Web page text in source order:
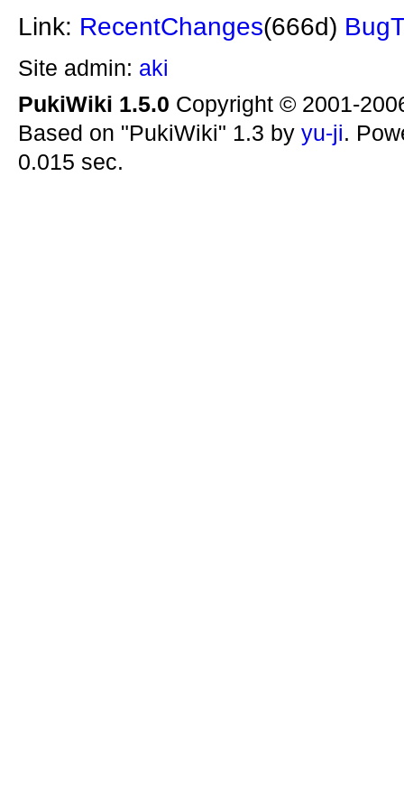
Link: RecentChanges(666d)
Site admin: aki
PukiWiki 1.5.0 Copyright © 2001-
Based on "PukiWiki" 1.3 by yu-ji.
0.015 sec.